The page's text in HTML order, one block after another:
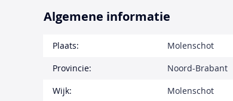
Algemene informatie
Plaats:
Molenschot
Provincie:
Noord-Brabant
Wijk:
Molenschot